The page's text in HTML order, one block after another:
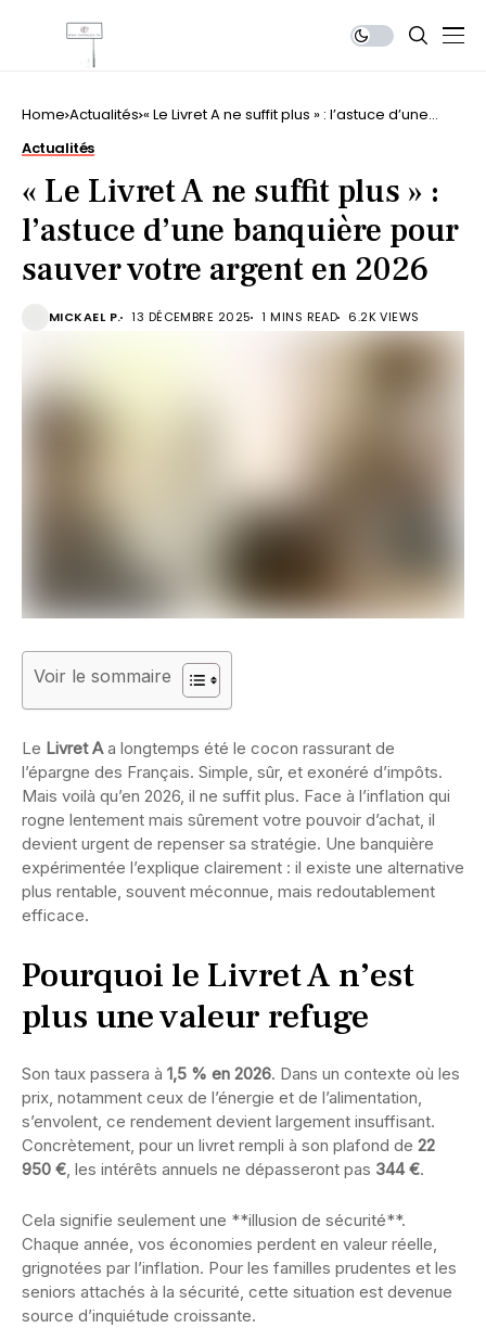
Home Actualités « Le Livret A ne suffit plus » : l’astuce d’une
Actualités
« Le Livret A ne suffit plus » :
l’astuce d’une banquière pour
sauver votre argent en 2026
MICKAEL P. 13 DÉCEMBRE 2025 1 MINS READ 6.2K VIEWS
Voir le sommaire
Le Livret Aa longtemps été le cocon rassurant de
l’épargne des Français. Simple, sûr, et exonéré d’impôts.
Mais voilà qu’en 2026, il ne suffit plus. Face à l’inflation qui
rogne lentement mais sûrement votre pouvoir d’achat, il
devient urgent de repenser sa stratégie. Une banquière
expérimentée l’explique clairement : il existe une alternative
plus rentable, souvent méconnue, mais redoutablement
efficace.
Pourquoi le Livret A n’est
plus une valeur refuge
Son taux passera à 1,5 % en 2026. Dans un contexte où les
prix, notamment ceux de l’énergie et de l’alimentation,
s’envolent, ce rendement devient largement insuffisant.
Concrètement, pour un livret rempli à son plafond de 22
950 €, les intérêts annuels ne dépasseront pas 344 €.
Cela signifie seulement une **illusion de sécurité**.
Chaque année, vos économies perdent en valeur réelle,
grignotées par l’inflation. Pour les familles prudentes et les
seniors attachés à la sécurité, cette situation est devenue
source d’inquiétude croissante.